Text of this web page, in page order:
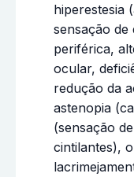
hiperestesia
sensação de
periférica,
ocular,
redução da
astenopia
(sensação
cintilantes),